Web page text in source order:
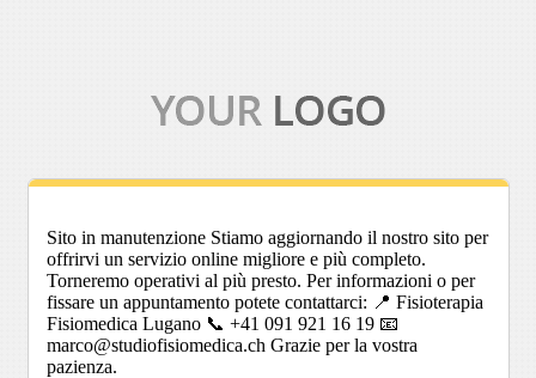
Sito in manutenzione Stiamo aggiornando il nostro sito per
offrirvi un servizio online migliore e più completo.
Torneremo operativi al più presto. Per informazioni o per
fissare un appuntamento potete contattarci: 📍 Fisioterapia
Fisiomedica Lugano 📞 +41 091 921 16 19 📧
marco@studiofisiomedica.ch Grazie per la vostra
pazienza.